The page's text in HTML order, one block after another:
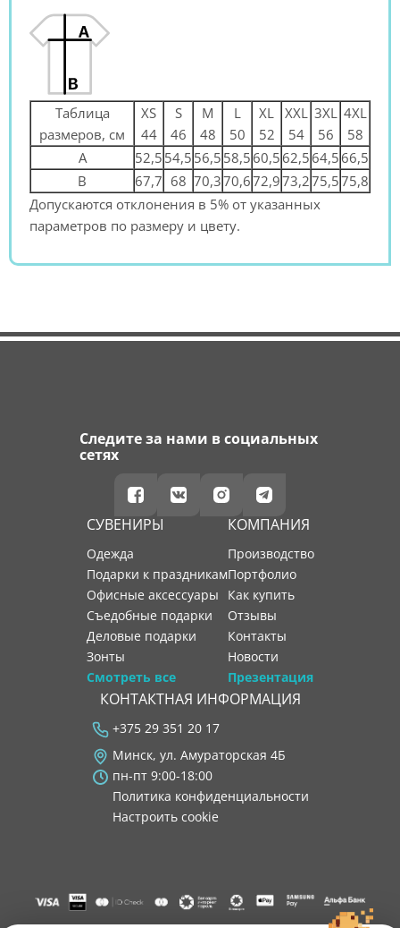
Таблица
размеров, см
XS
44
S
46
M
48
L
50
XL
52
XXL
54
3XL
56
4XL
58
A
52,5 54,5 56,5 58,560,562,564,566,5
B
67,7 68 70,370,672,973,275,575,8
Допускаются отклонения в 5% от указанных
параметров по размеру и цвету.
Следите за нами в социальных
сетях
СУВЕНИРЫ
Одежда
Подарки к праздникам
Офисные аксессуары
Съедобные подарки
Деловые подарки
Зонты
Смотреть все
КОМПАНИЯ
производство
портфолио
как купить
отзывы
контакты
новости
Презентация
КОНТАКТНАЯ ИНФОРМАЦИЯ
+375 29 351 20 17
Минск, ул. Амураторская 4Б
пн-пт 9:00-18:00
Политика конфиденциальности
Настроить cookie